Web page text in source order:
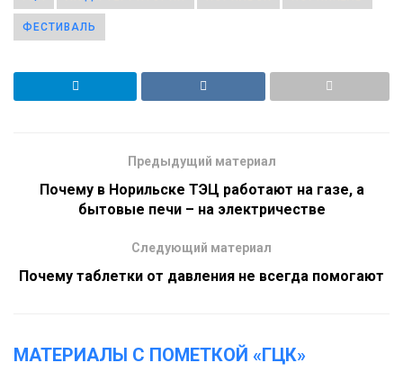
ФЕСТИВАЛЬ
Предыдущий материал
Почему в Норильске ТЭЦ работают на газе, а
бытовые печи – на электричестве
Следующий материал
Почему таблетки от давления не всегда помогают
МАТЕРИАЛЫ С ПОМЕТКОЙ «ГЦК»